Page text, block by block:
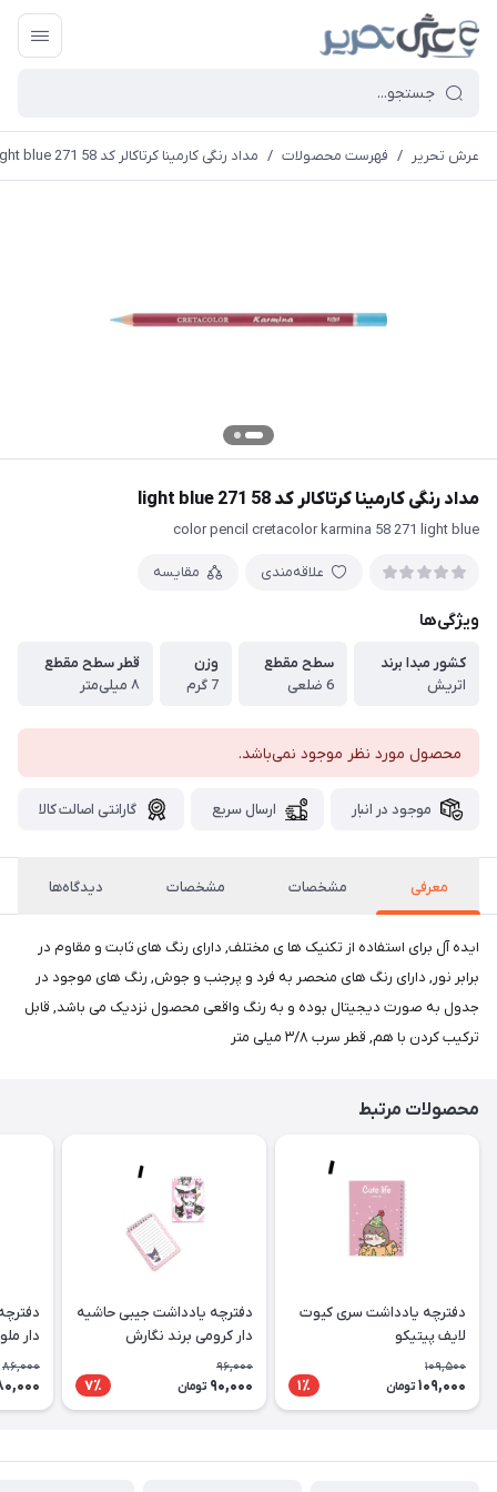
عرش تحریر / فهرست محصولات / مداد رنگی کارمینا کرتاکالر کد 58 271 light blue
مداد رنگی کارمینا کرتاکالر کد 58 271 light blue
color pencil cretacolor karmina 58 271 light blue
علاقه‌مندی مقایسه
ویژگی‌ها
کشور مبدا برند
اتریش
سطح مقطع
6 ضلعی
وزن
7 گرم
قطر سطح مقطع
۸ میلی‌متر
محصول مورد نظر موجود نمی‌باشد.
موجود در انبار ارسال سریع گارانتی اصالت کالا
معرفی مشخصات مشخصات دیدگاه‌ها
ایده آل برای استفاده از تکنیک ها ی مختلف, دارای رنگ های ثابت و مقاوم در
برابر نور, دارای رنگ های منحصر به فرد و پرجنب و جوش, رنگ های موجود در
جدول به صورت دیجیتال بوده و به رنگ واقعی محصول نزدیک می باشد, قابل
ترکیب کردن با هم, قطر سرب ۳/۸ میلی متر
محصولات مرتبط
دفترچه یادداشت سری کیوت
لایف پیتیکو
109,500
109,000 تومان 1٪
دفترچه یادداشت جیبی حاشیه
دار کرومی برند نگارش
96,000
90,000 تومان 7٪
دار
86,000